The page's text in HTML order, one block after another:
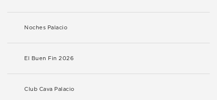
Noches Palacio
El Buen Fin 2026
Club Cava Palacio